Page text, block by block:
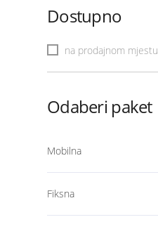
Dostupno
na prodajnom mjestu
Odaberi paket
Mobilna
Fiksna